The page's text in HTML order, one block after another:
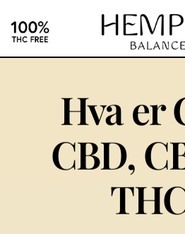
content
KOSTTILSKUDD
Hva er
CBD,